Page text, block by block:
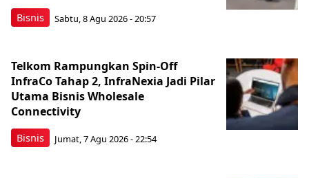
Bisnis Sabtu, 8 Agu 2026 - 20:57
Bisnis
Telkom Rampungkan Spin-Off
InfraCo Tahap 2, InfraNexia Jadi Pilar
Utama Bisnis Wholesale
Connectivity
Jumat, 7 Agu 2026 - 22:54